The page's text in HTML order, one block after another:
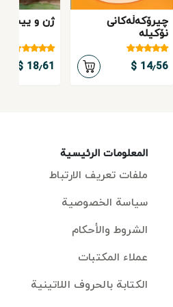
چیرۆکەڵەکانی
نۆکیلە
14٫56 $
ژن و ییسلام
18٫61 $
المعلومات الرئيسية
ملفات تعريف الارتباط
سياسة الخصوصية
الشروط والأحكام
عملاء المكتبات
الكتابة بالحروف اللاتينية